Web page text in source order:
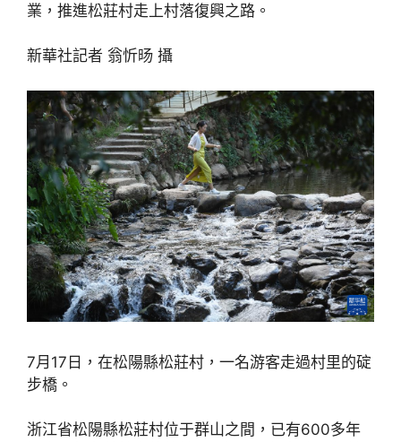
業，推進松莊村走上村落復興之路。
新華社記者 翁忻旸 攝
7月17日，在松陽縣松莊村，一名游客走過村里的碇
步橋。
浙江省松陽縣松莊村位于群山之間，已有600多年